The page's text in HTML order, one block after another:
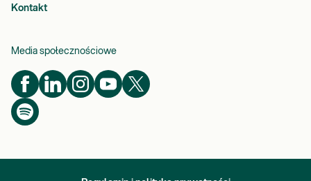
Kontakt
Media społecznościowe